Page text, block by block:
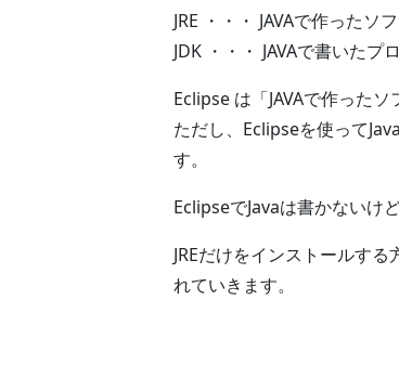
JRE ・・・ JAVAで作ったソ
JDK ・・・ JAVAで書いたプ
Eclipse は「JAVAで作ったソ
ただし、Eclipseを使って
す。
EclipseでJavaは書かないけ
JREだけをインストールする
れていきます。